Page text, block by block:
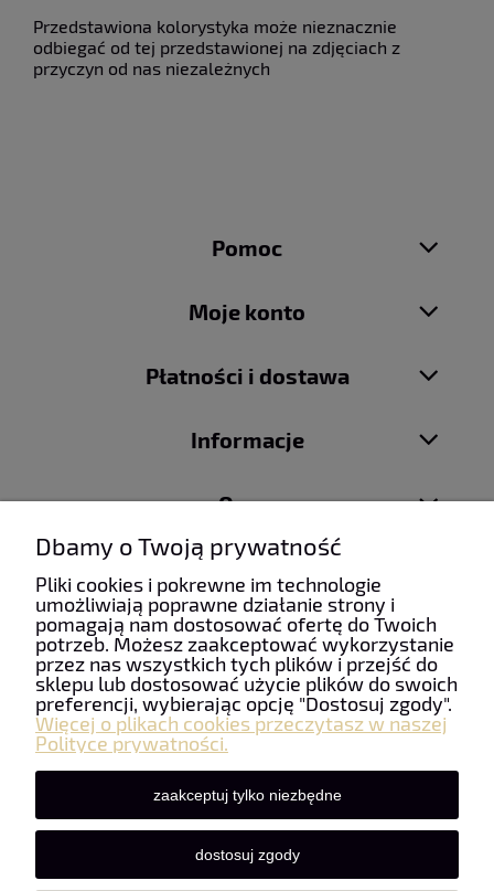
Przedstawiona kolorystyka może nieznacznie
odbiegać od tej przedstawionej na zdjęciach z
przyczyn od nas niezależnych
Pomoc
Moje konto
Płatności i dostawa
Informacje
O nas
Taniefirany24 | ul. Mydlarska 6, 34-100 Wadowice | NIP:
5512490085 | REGON: 122928733 | Email:
firanypanczo@gmail.com| Telefon:+48 507 963 911
Dbamy o Twoją prywatność
Pliki cookies i pokrewne im technologie
umożliwiają poprawne działanie strony i
pomagają nam dostosować ofertę do Twoich
potrzeb. Możesz zaakceptować wykorzystanie
przez nas wszystkich tych plików i przejść do
sklepu lub dostosować użycie plików do swoich
preferencji, wybierając opcję "Dostosuj zgody".
Więcej o plikach cookies przeczytasz w naszej
Polityce prywatności.
zaakceptuj tylko niezbędne
dostosuj zgody